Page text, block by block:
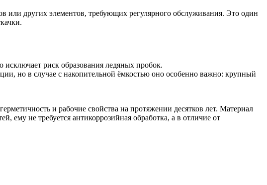
или других элементов, требующих регулярного обслуживания. Это один
риск образования ледяных пробок.
но в случае с накопительной ёмкостью оно особенно важно: крупный
и рабочие свойства на протяжении десятков лет. Материал
ему не требуется антикоррозийная обработка, а в отличие от